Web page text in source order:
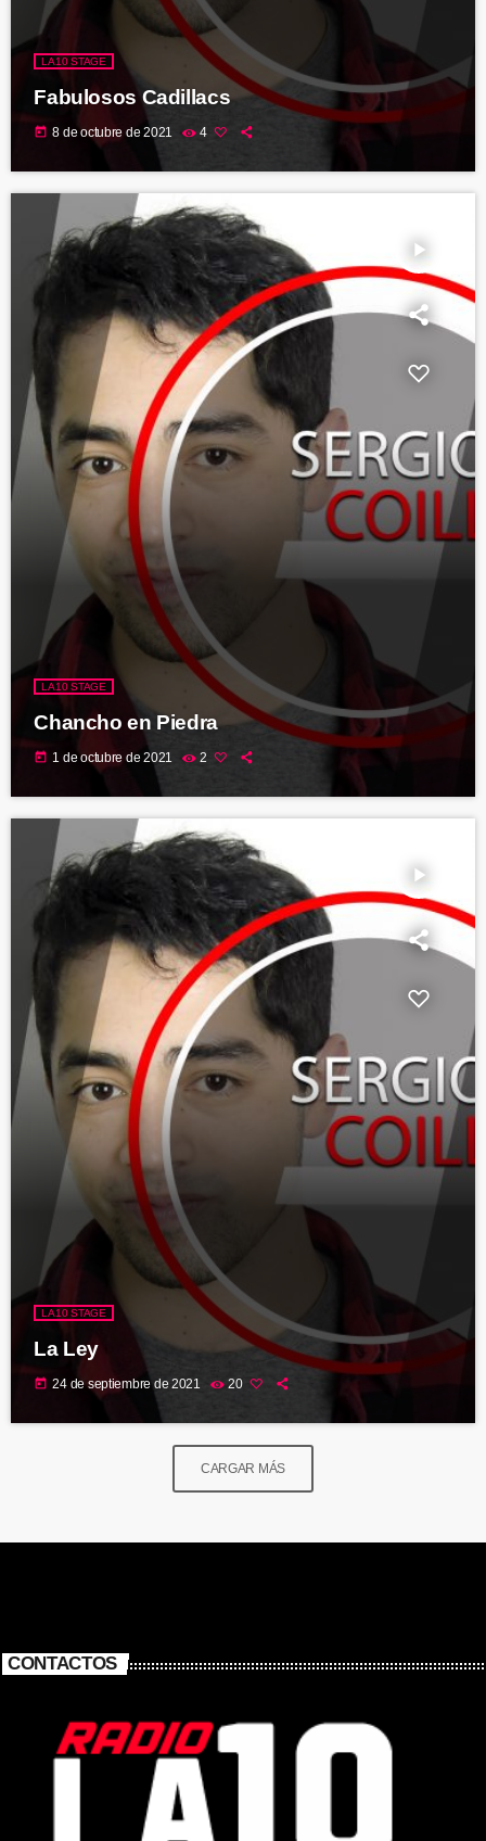
LA10 STAGE
Fabulosos Cadillacs
today 8 de octubre de 2021 4
play_arrow
LA10 STAGE
Chancho en Piedra
today 1 de octubre de 2021 2
play_arrow
LA10 STAGE
La Ley
today 24 de septiembre de 2021 20
CARGAR MÁS
CONTACTOS